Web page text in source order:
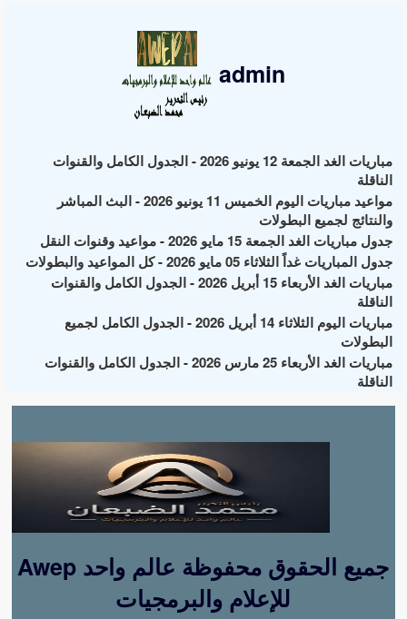
admin
مباريات الغد الجمعة 12 يونيو 2026 - الجدول الكامل والقنوات
الناقلة
مواعيد مباريات اليوم الخميس 11 يونيو 2026 - البث المباشر
والنتائج لجميع البطولات
جدول مباريات الغد الجمعة 15 مايو 2026 - مواعيد وقنوات النقل
جدول المباريات غداً الثلاثاء 05 مايو 2026 - كل المواعيد والبطولات
مباريات الغد الأربعاء 15 أبريل 2026 - الجدول الكامل والقنوات
الناقلة
مباريات اليوم الثلاثاء 14 أبريل 2026 - الجدول الكامل لجميع
البطولات
مباريات الغد الأربعاء 25 مارس 2026 - الجدول الكامل والقنوات
الناقلة
Awep جميع الحقوق محفوظة عالم واحد
للإعلام والبرمجيات